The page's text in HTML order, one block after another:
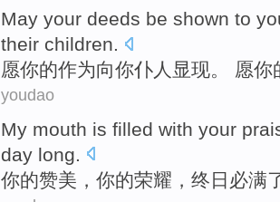
May your deeds be shown to
their children.
愿你的作为向你仆人 显现。 愿你
youdao
My mouth is filled with your
day long.
你的赞美 ，你的荣耀 ，终日必满